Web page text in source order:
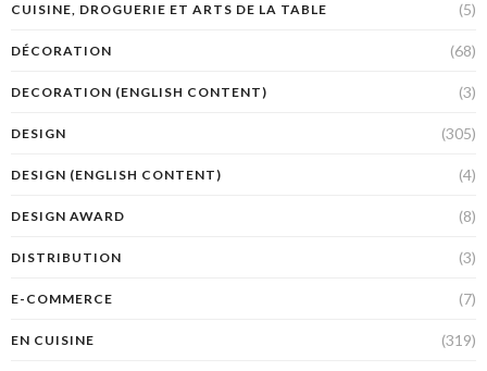
CUISINE, DROGUERIE ET ARTS DE LA TABLE (5)
DÉCORATION (68)
DECORATION (ENGLISH CONTENT) (3)
DESIGN (305)
DESIGN (ENGLISH CONTENT) (4)
DESIGN AWARD (8)
DISTRIBUTION (3)
E-COMMERCE (7)
EN CUISINE (319)